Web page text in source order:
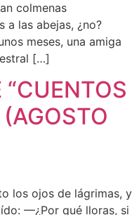
colmenas
a las abejas, ¿no?
meses, una amiga
[…]
los ojos de lágrimas, y
—¿Por qué lloras, si